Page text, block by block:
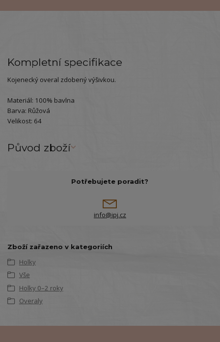
Kompletní specifikace
Kojenecký overal zdobený výšivkou.
Materiál: 100% bavlna
Barva: Růžová
Velikost: 64
Původ zboží
Potřebujete poradit?
info@ipj.cz
Zboží zařazeno v kategoriích
Holky
Vše
Holky 0–2 roky
Overaly